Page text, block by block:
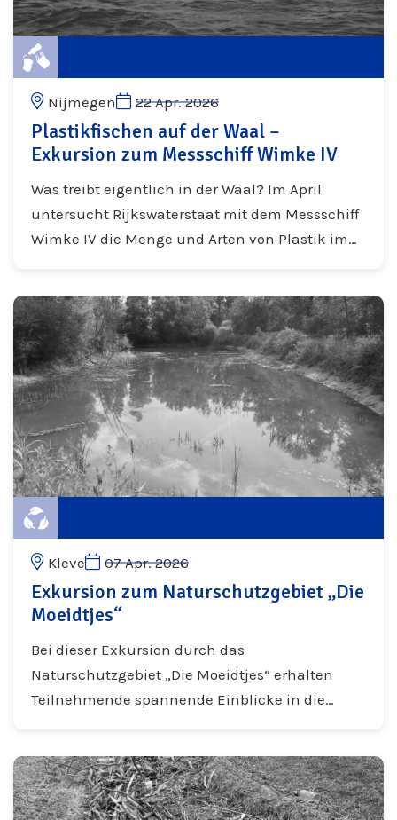
Nijmegen 22 Apr. 2026
Plastikfischen auf der Waal –
Exkursion zum Messschiff Wimke IV
Was treibt eigentlich in der Waal? Im April
untersucht Rijkswaterstaat mit dem Messschiff
Wimke IV die Menge und Arten von Plastik im
Kleve 07 Apr. 2026
Exkursion zum Naturschutzgebiet „Die
Moeidtjes“
Bei dieser Exkursion durch das
Naturschutzgebiet „Die Moeidtjes“ erhalten
Teilnehmende spannende Einblicke in die